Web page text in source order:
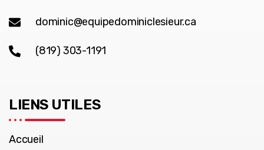
dominic@equipedominiclesieur.ca
(819) 303-1191
LIENS UTILES
Accueil